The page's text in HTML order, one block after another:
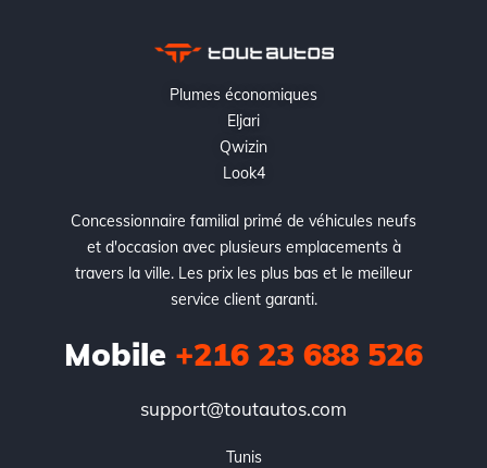
Plumes économiques
Eljari
Qwizin
Look4
Concessionnaire familial primé de véhicules neufs
et d'occasion avec plusieurs emplacements à
travers la ville. Les prix les plus bas et le meilleur
service client garanti.
Mobile +216 23 688 526
support@toutautos.com
Tunis